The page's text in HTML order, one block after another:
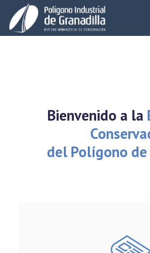
Bienvenido a la
del Polígono